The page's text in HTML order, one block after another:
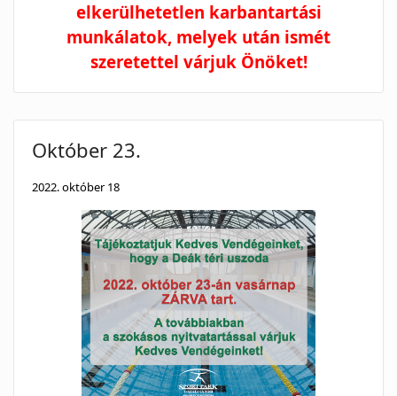
elkerülhetetlen karbantartási
munkálatok, melyek után ismét
szeretettel várjuk Önöket!
Október 23.
2022. október 18